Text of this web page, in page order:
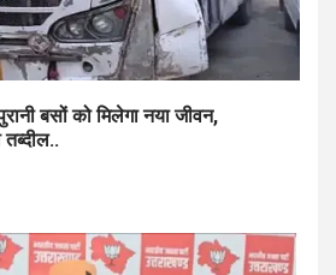
बसों को मिलेगा नया जीवन,